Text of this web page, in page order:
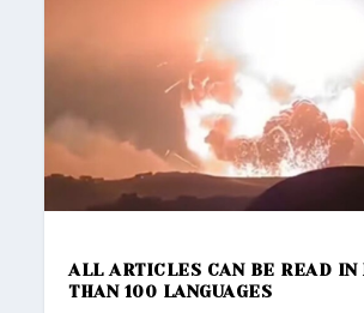
ALL ARTICLES CAN BE READ IN
THAN 100 LANGUAGES